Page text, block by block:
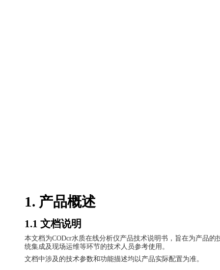
1. 产品概述
1.1 文档说明
本文档为CODcr水质在线分析仪产品技术说明书 ，旨在为产品
统集成及现场运维等环节的技术人员参考使用。
文档中涉及的技术参数和功能描述均以产品实际配置为准。